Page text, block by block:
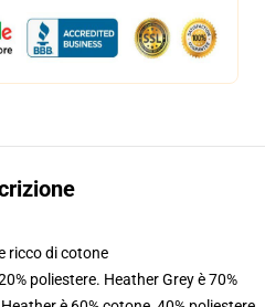
ricco di cotone
poliestere. Heather Grey è 70%